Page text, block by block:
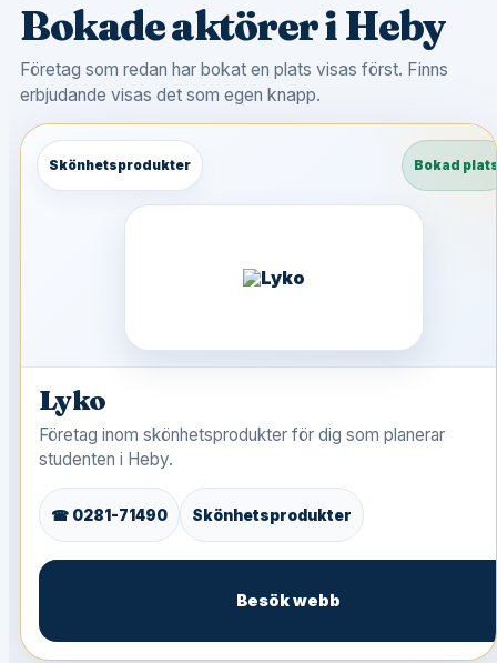
Bokade aktörer i Heby
Företag som redan har bokat en plats visas först. Finns
erbjudande visas det som egen knapp.
Skönhetsprodukter Bokad
Lyko
Företag inom skönhetsprodukter för dig som planerar
studenten i Heby.
☎ 0281-71490 Skönhetsprodukter
Besök webb